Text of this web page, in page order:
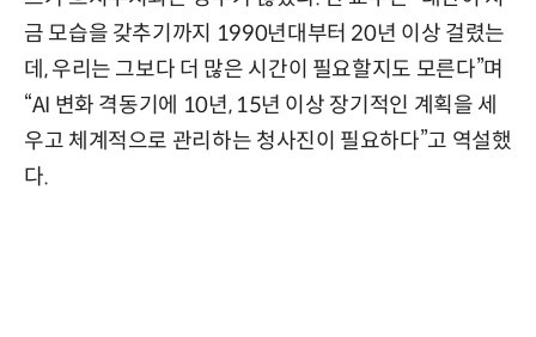
금 모습을 갖추기까지 1990년대부터 20년 이상 걸렸는
데, 우리는 그보다 더 많은 시간이 필요할지도 모른다”며
“AI 변화 격동기에 10년, 15년 이상 장기적인 계획을 세
우고 체계적으로 관리하는 청사진이 필요하다”고 역설했
다.